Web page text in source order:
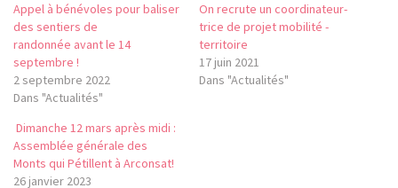
Appel à bénévoles pour baliser
des sentiers de
randonnée avant le 14
septembre !
2 septembre 2022
Dans "Actualités"
On recrute un coordinateur-
trice de projet mobilité -
territoire
17 juin 2021
Dans "Actualités"
Dimanche 12 mars après midi :
Assemblée générale des
Monts qui Pétillent à Arconsat!
26 janvier 2023